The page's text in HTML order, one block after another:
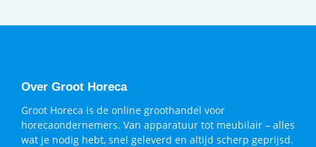
Over Groot Horeca
Groot Horeca is de online groothandel voor
horecaondernemers. Van apparatuur tot meubilair – alles
wat je nodig hebt, snel geleverd en altijd scherp geprijsd.